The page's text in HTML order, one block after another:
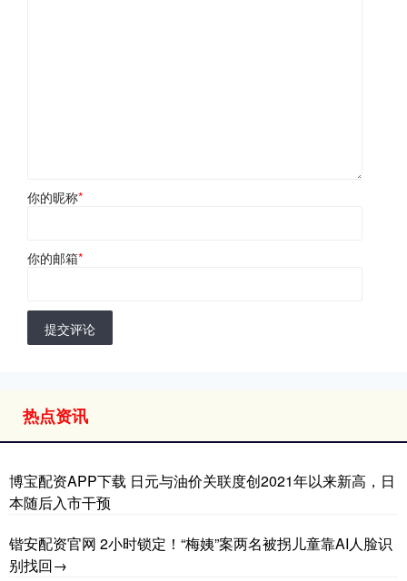
你的昵称*
你的邮箱*
提交评论
热点资讯
博宝配资APP下载 日元与油价关联度创2021年以来新高，日
本随后入市干预
锴安配资官网 2小时锁定！“梅姨”案两名被拐儿童靠AI人脸识
别找回→